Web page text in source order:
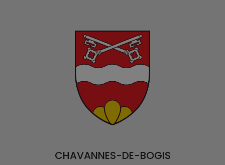
CHAVANNES-DE-BOGIS